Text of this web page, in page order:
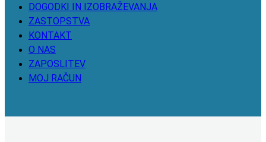
DOGODKI IN IZOBRAŽEVANJA
ZASTOPSTVA
KONTAKT
O NAS
ZAPOSLITEV
MOJ RAČUN